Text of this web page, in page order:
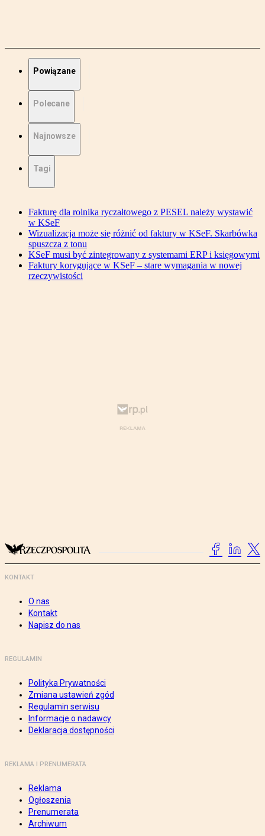
Powiązane
Polecane
Najnowsze
Tagi
Fakturę dla rolnika ryczałtowego z PESEL należy wystawić
w KSeF
Wizualizacja może się różnić od faktury w KSeF. Skarbówka
spuszcza z tonu
KSeF musi być zintegrowany z systemami ERP i księgowymi
Faktury korygujące w KSeF – stare wymagania w nowej
rzeczywistości
KONTAKT
O nas
Kontakt
Napisz do nas
REGULAMIN
Polityka Prywatności
Zmiana ustawień zgód
Regulamin serwisu
Informacje o nadawcy
Deklaracja dostępności
REKLAMA I PRENUMERATA
Reklama
Ogłoszenia
Prenumerata
Archiwum